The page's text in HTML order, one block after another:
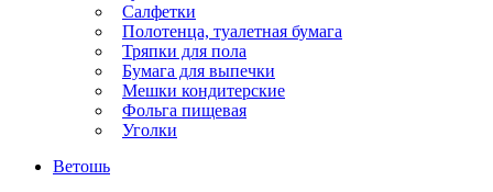
Салфетки
Полотенца, туалетная бумага
Тряпки для пола
Бумага для выпечки
Мешки кондитерские
Фольга пищевая
Уголки
Ветошь